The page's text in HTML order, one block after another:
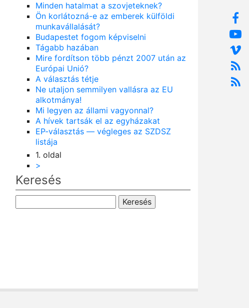
Minden hatalmat a szovjeteknek?
Ön korlátozná-e az emberek külföldi
munkavállalását?
Budapestet fogom képviselni
Tágabb hazában
Mire fordítson több pénzt 2007 után az
Európai Unió?
A választás tétje
Ne utaljon semmilyen vallásra az EU
alkotmánya!
Mi legyen az állami vagyonnal?
A hívek tartsák el az egyházakat
EP-választás — végleges az SZDSZ
listája
Oldalszámozás
1. oldal
Következő
oldal
>
Keresés